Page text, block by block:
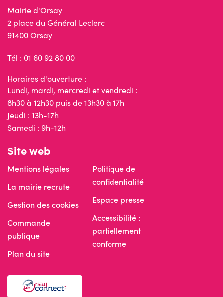
Mairie d'Orsay
2 place du Général Leclerc
91400 Orsay
Tél : 01 60 92 80 00
Horaires d'ouverture :
Lundi, mardi, mercredi et vendredi :
8h30 à 12h30 puis de 13h30 à 17h
Jeudi : 13h-17h
Samedi : 9h-12h
Site web
Mentions légales
La mairie recrute
Gestion des cookies
Commande
publique
Plan du site
Politique de
confidentialité
Espace presse
Accessibilité :
partiellement
conforme